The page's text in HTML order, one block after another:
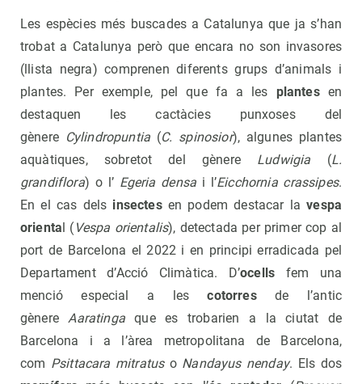
Les espècies més buscades a Catalunya que ja s’han
trobat a Catalunya però que encara no son invasores
(llista negra) comprenen diferents grups d’animals i
plantes. Per exemple, pel que fa a les plantesen
destaquen les cactàcies punxoses del
gènereCylindropuntia (C. spinosior), algunes plantes
aquàtiques, sobretot del gènere Ludwigia (L.
grandiflora) o l’ Egeria densa i l’Eicchornia crassipes.
En el cas dels insectesen podem destacar lavespa
oriental ( Vespa orientalis), detectada per primer cop al
port de Barcelona el 2022 i en principi erradicada pel
Departament d’Acció Climàtica. D’ocells fem una
menció especial a lescotorresde l’antic
gènere Aaratingaque es trobarien a la ciutat de
Barcelona i a l’àrea metropolitana de Barcelona,
com Psittacara mitratuso Nandayus nenday. Els dos